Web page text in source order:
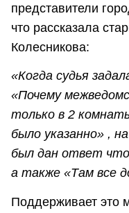
представители
что рассказала
Колесникова:
«Когда судья
«Почему
только в 2
было указанно» ,
был дан ответ
а также «Там все
Поддерживает это